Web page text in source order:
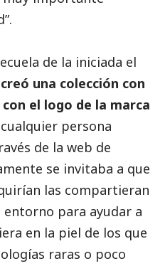
de la iniciada el
una colección con
con el logo de la marca
persona
de la web de
se invitaba a que
las compartieran
entorno para ayudar a
en la piel de los que
raras o poco